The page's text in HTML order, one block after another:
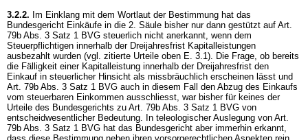
3.2.2. Im Einklang mit dem Wortlaut der Bestimmung hat das
Bundesgericht Einkäufe in die 2. Säule bisher nur dann gestützt auf Art.
79b Abs. 3 Satz 1 BVG steuerlich nicht anerkannt, wenn dem
Steuerpflichtigen innerhalb der Dreijahresfrist Kapitalleistungen
ausbezahlt wurden (vgl. zitierte Urteile oben E. 3.1). Die Frage, ob bereits
die Fälligkeit einer Kapitalleistung innerhalb der Dreijahresfrist den
Einkauf in steuerlicher Hinsicht als missbräuchlich erscheinen lässt und
Art. 79b Abs. 3 Satz 1 BVG auch in diesem Fall den Abzug des Einkaufs
vom steuerbaren Einkommen ausschliesst, war bisher für keines der
Urteile des Bundesgerichts zu Art. 79b Abs. 3 Satz 1 BVG von
entscheidwesentlicher Bedeutung. In teleologischer Auslegung von Art.
79b Abs. 3 Satz 1 BVG hat das Bundesgericht aber immerhin erkannt,